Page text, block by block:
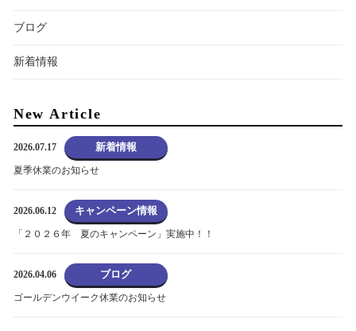
ブログ
新着情報
New Article
2026.07.17 新着情報
夏季休業のお知らせ
2026.06.12 キャンペーン情報
「２０２６年 夏のキャンペーン」実施中！！
2026.04.06 ブログ
ゴールデンウイーク休業のお知らせ